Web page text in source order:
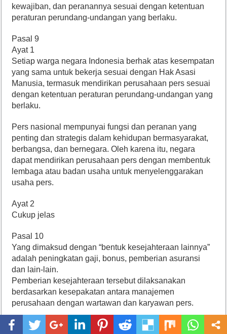
kewajiban, dan peranannya sesuai dengan ketentuan
peraturan perundang-undangan yang berlaku.
Pasal 9
Ayat 1
Setiap warga negara Indonesia berhak atas kesempatan
yang sama untuk bekerja sesuai dengan Hak Asasi
Manusia, termasuk mendirikan perusahaan pers sesuai
dengan ketentuan peraturan perundang-undangan yang
berlaku.
Pers nasional mempunyai fungsi dan peranan yang
penting dan strategis dalam kehidupan bermasyarakat,
berbangsa, dan bernegara. Oleh karena itu, negara
dapat mendirikan perusahaan pers dengan membentuk
lembaga atau badan usaha untuk menyelenggarakan
usaha pers.
Ayat 2
Cukup jelas
Pasal 10
Yang dimaksud dengan “bentuk kesejahteraan lainnya”
adalah peningkatan gaji, bonus, pemberian asuransi
dan lain-lain.
Pemberian kesejahteraan tersebut dilaksanakan
berdasarkan kesepakatan antara manajemen
perusahaan dengan wartawan dan karyawan pers.
Pasal 11